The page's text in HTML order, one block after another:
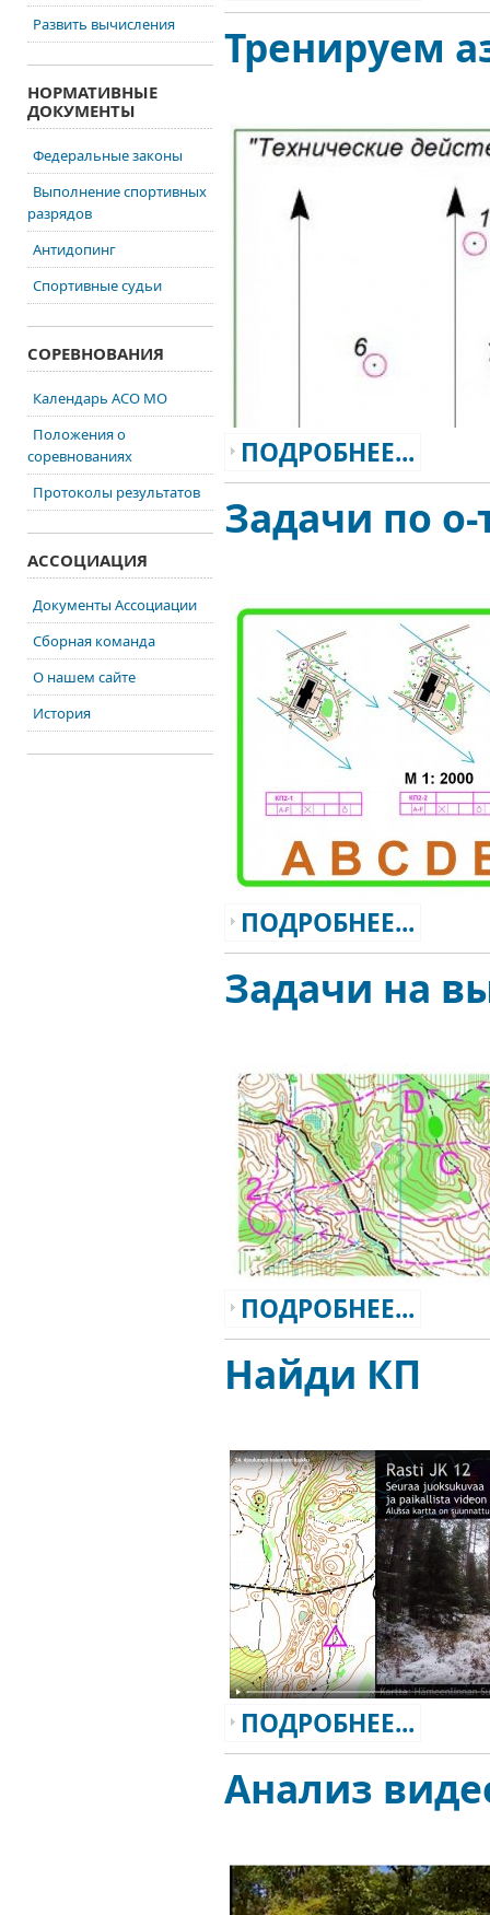
Тренируем
ПОДРОБНЕЕ...
Задачи по
ПОДРОБНЕЕ...
Задачи на
ПОДРОБНЕЕ...
Найди КП
ПОДРОБНЕЕ...
Анализ
Развить вычисления
НОРМАТИВНЫЕ
ДОКУМЕНТЫ
Федеральные законы
Выполнение спортивных
разрядов
Антидопинг
Спортивные судьи
СОРЕВНОВАНИЯ
Календарь АСО МО
Положения о
соревнованиях
Протоколы результатов
АССОЦИАЦИЯ
Документы Ассоциации
Сборная команда
О нашем сайте
История